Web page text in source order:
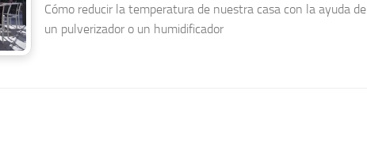
Cómo reducir la temperatura de nuestra casa con la ayuda de
un pulverizador o un humidificador